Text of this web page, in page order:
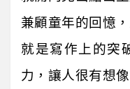
兼顧童年的回憶
就是寫作上的突
力，讓人很有想